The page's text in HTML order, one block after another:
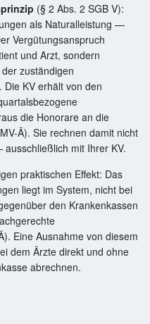
(§ 2 Abs. 2 SGB V):
als Naturalleistung —
Vergütungsanspruch
und Arzt, sondern
zuständigen
Die KV erhält von den
die Honorare an die
Ä). Sie rechnen damit nicht
mit Ihrer KV.
praktischen Effekt: Das
liegt im System, nicht bei
den Krankenkassen
Eine Ausnahme von diesem
dem Ärzte direkt und ohne
abrechnen.